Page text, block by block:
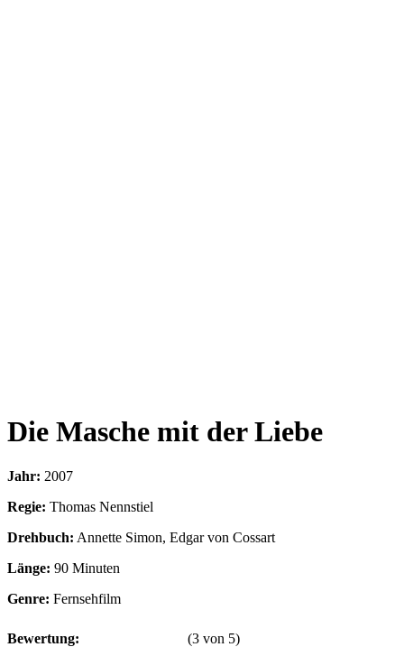
Die Masche mit der Liebe
Jahr: 2007
Regie: Thomas Nennstiel
Drehbuch: Annette Simon, Edgar von Cossart
Länge: 90 Minuten
Genre: Fernsehfilm
Bewertung: (3 von 5)